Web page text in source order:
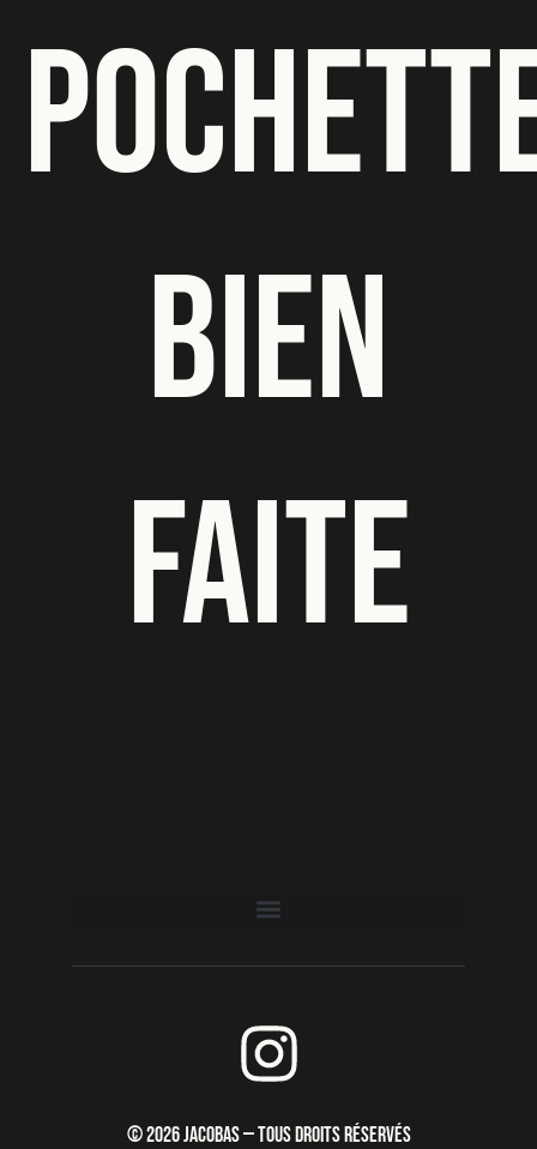
BIEN
FAITE
I
n
© 2026 JACOBAS — TOUS DROITS RÉSERVÉS